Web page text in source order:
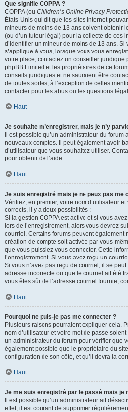
Que signifie COPPA ?
COPPA (ou Children’s Online Privacy
États-Unis qui dit que les sites Internet
mineurs de moins de 13 ans doivent obtenir
(ou d’un tuteur légal) pour la collecte de ces
d’identifier un mineur de moins de 13 ans. Si
s’applique à vous, lorsque vous vous
votre place, contactez un conseiller juridique
phpBB Limited et les propriétaires de ce
conseils juridiques et ne sauraient être
de toutes sortes, à l’exception de celles
contacter pour les abus ou les questions
Haut
Je souhaite m’enregistrer, mais je n’y
Il est possible qu’un administrateur du forum
nouveaux comptes. Il peut également avoir
d’utilisateur que vous souhaitez utiliser.
pour obtenir de l’aide.
Haut
Je suis enregistré mais je ne peux pas me
Vérifiez, en premier, votre nom d’utilisateur et
corrects, il y a deux possibilités :
Si la gestion COPPA est active et si vous
lors de l’enregistrement, alors vous devrez
courriel. Certains forums peuvent également
création de compte soit activée par vous-
que vous puissiez vous connecter. Cette
l’enregistrement. Si vous avez reçu un
Si vous n’avez pas reçu de courriel, il se
adresse incorrecte ou que le courriel ait été
vous êtes sûr de l’adresse courriel fournie,
Haut
Pourquoi ne puis-je pas me connecter ?
Plusieurs raisons pourraient expliquer cela.
nom d’utilisateur et votre mot de passe
un administrateur du forum pour vérifier que
également possible que le propriétaire du
configuration de son côté, et qu’il devra la
Haut
Je me suis enregistré par le passé mais je
Il est possible qu’un administrateur ait
effet, il est courant de supprimer